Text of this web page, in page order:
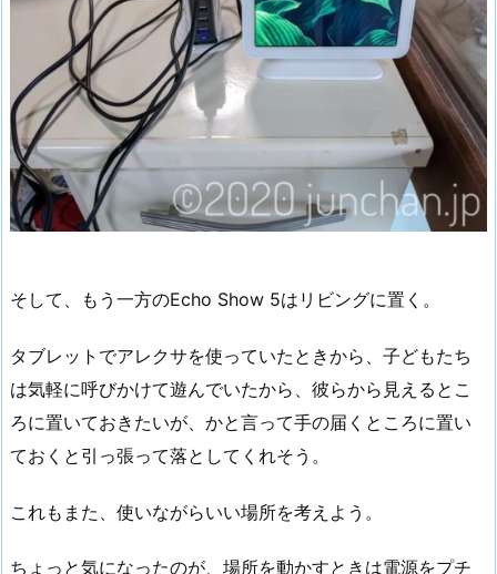
そして、もう一方のEcho Show 5はリビングに置く。
タブレットでアレクサを使っていたときから、子どもたち
は気軽に呼びかけて遊んでいたから、彼らから見えるとこ
ろに置いておきたいが、かと言って手の届くところに置い
ておくと引っ張って落としてくれそう。
これもまた、使いながらいい場所を考えよう。
ちょっと気になったのが、場所を動かすときは電源をプチ